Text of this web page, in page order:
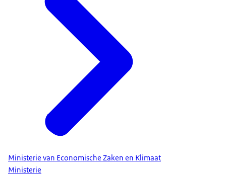
Ministerie van Economische Zaken en Klimaat
Ministerie